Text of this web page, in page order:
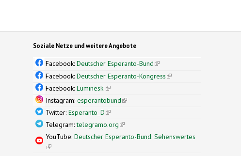
Soziale Netze und weitere Angebote
Facebook:Deutscher Esperanto-Bund(link is external)
Facebook:Deutscher Esperanto-Kongress(link is external)
Facebook:Luminesk'(link is external)
Instagram:esperantobund(link is external)
Twitter:Esperanto_D(link is external)
Telegram:telegramo.org(link is external)
YouTube:Deutscher Esperanto-Bund: Sehenswertes
(link is external)